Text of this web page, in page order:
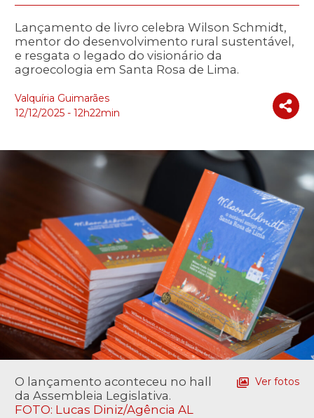
Lançamento de livro celebra Wilson Schmidt,
mentor do desenvolvimento rural sustentável,
e resgata o legado do visionário da
agroecologia em Santa Rosa de Lima.
Valquíria Guimarães
12/12/2025 - 12h22min
O lançamento aconteceu no hall
da Assembleia Legislativa.
FOTO: Lucas Diniz/Agência AL
Ver fotos